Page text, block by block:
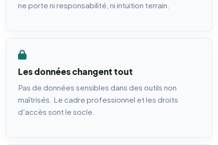
ne porte ni responsabilité, ni intuition terrain.
Les données changent tout
Pas de données sensibles dans des outils non
maîtrisés. Le cadre professionnel et les droits
d'accès sont le socle.